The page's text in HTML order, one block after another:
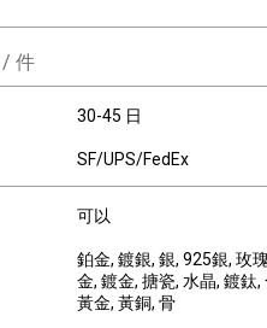
/ 件
30-45 日
SF/UPS/FedEx
可以
鉑金, 鍍銀, 銀, 925銀, 玫
金, 鍍金, 搪瓷, 水晶, 鍍鈦,
黃金, 黃銅, 骨